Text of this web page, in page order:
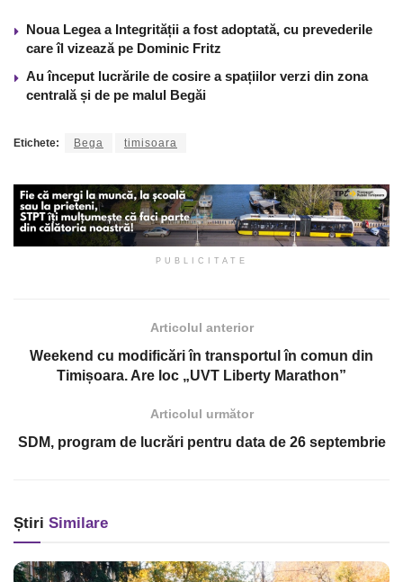
Noua Legea a Integrității a fost adoptată, cu prevederile
care îl vizează pe Dominic Fritz
Au început lucrările de cosire a spațiilor verzi din zona
centrală și de pe malul Begăi
Etichete: Bega timisoara
PUBLICITATE
Articolul anterior
Weekend cu modificări în transportul în comun din
Timișoara. Are loc „UVT Liberty Marathon”
Articolul următor
SDM, program de lucrări pentru data de 26 septembrie
Știri Similare